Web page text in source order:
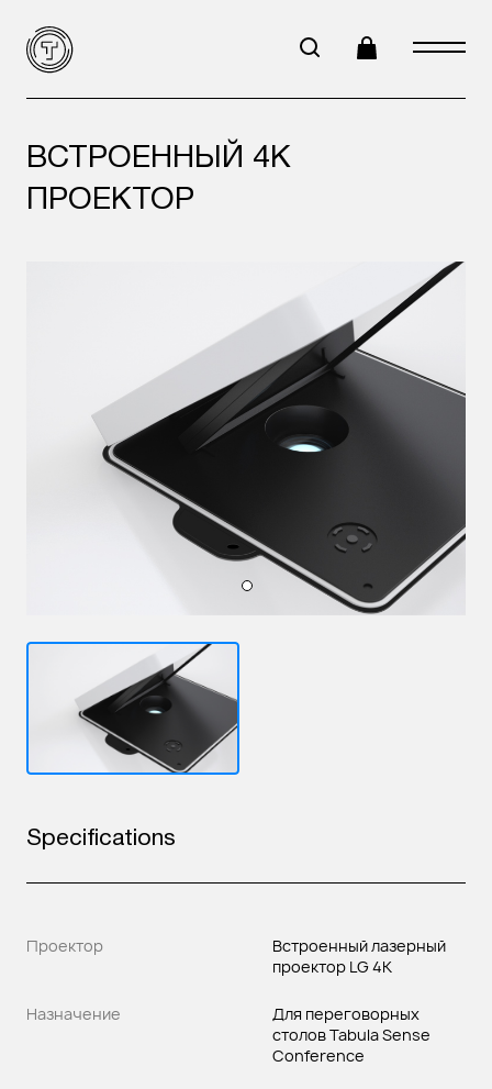
ВСТРОЕННЫЙ 4K
ПРОЕКТОР
Specifications
Проектор
Встроенный лазерный
проектор LG 4K
Назначение
Для переговорных
столов Tabula Sense
Conference